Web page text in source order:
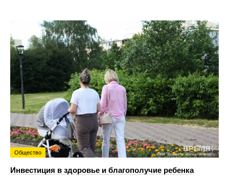
Общество
Инвестиция в здоровье и благополучие ребенка